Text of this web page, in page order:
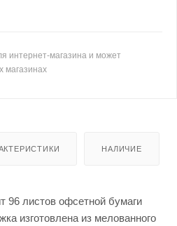
интернет-магазина и может
магазинах
НАЛИЧИЕ
96 листов офсетной бумаги
изготовлена из мелованного